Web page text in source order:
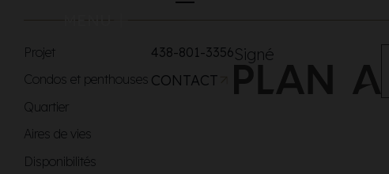
MENU
Projet
Condos et penthouses
Quartier
Aires de vies
Disponibilités
438-801-3356
CONTACT
Signé